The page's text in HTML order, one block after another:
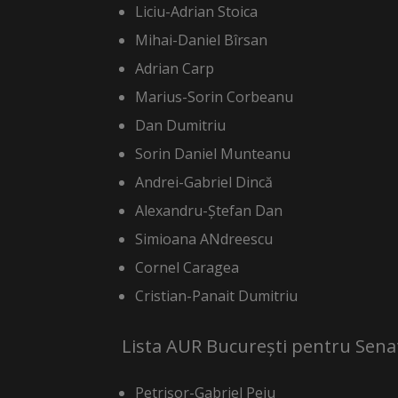
Liciu-Adrian Stoica
Mihai-Daniel Bîrsan
Adrian Carp
Marius-Sorin Corbeanu
Dan Dumitriu
Sorin Daniel Munteanu
Andrei-Gabriel Dincă
Alexandru-Ștefan Dan
Simioana ANdreescu
Cornel Caragea
Cristian-Panait Dumitriu
Lista AUR București pentru
Petrișor-Gabriel Peiu